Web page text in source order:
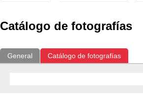
Catálogo de fotografías
General Catálogo de fotografías